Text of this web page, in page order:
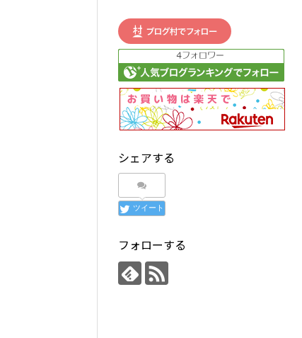
シェアする
ツイート
フォローする